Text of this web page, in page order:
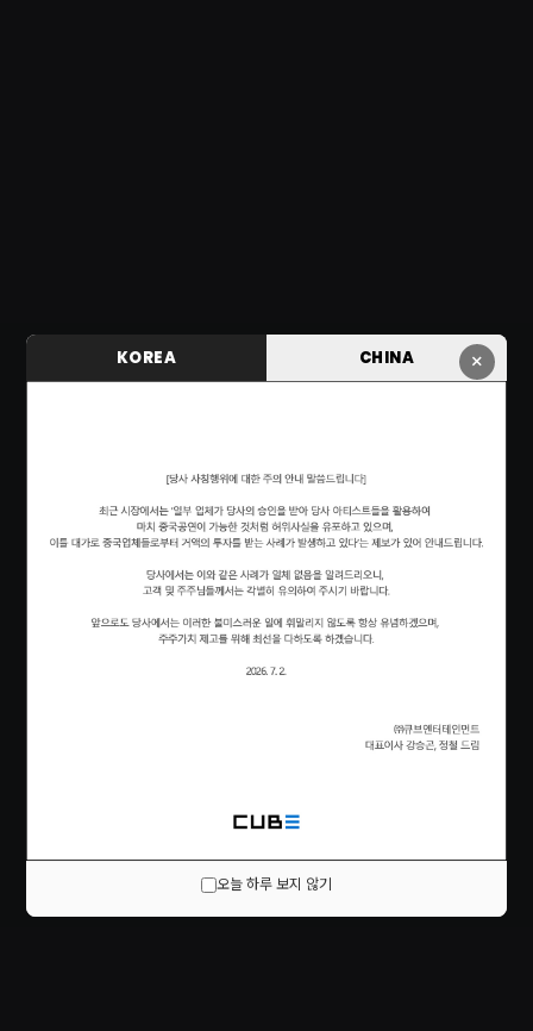
×
KOREA CHINA
오늘 하루 보지 않기